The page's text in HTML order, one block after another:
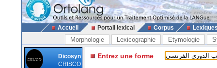
Accueil Portail lexical Corpus
Morphologie Lexicographie Etymologie
Dicosyn
CRISCO
Entrez une forme